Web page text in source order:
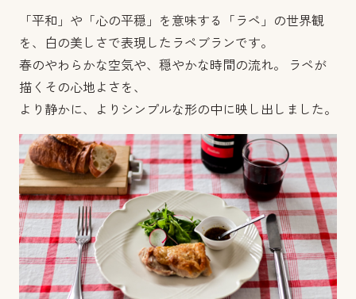
「平和」や「心の平穏」を意味する「ラペ」の世界観
を、白の美しさで表現したラペブランです。
春のやわらかな空気や、穏やかな時間の流れ。 ラペが
描くその心地よさを、
より静かに、よりシンプルな形の中に映し出しました。